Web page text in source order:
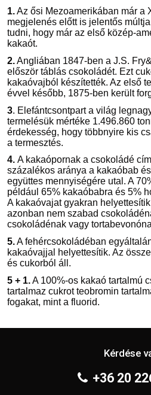
1.Az ősi Mezoamerikában már a
megjelenés előtt is jelentős
tudni, hogy már az első közép-
kakaót.
2.Angliában 1847-ben a J.S.
először táblás csokoládét. Ezt
kakaóvajból készítették. Az első
évvel később, 1875-ben került
3. Elefántcsontpart a világ
termelésük mértéke 1.496.860
érdekesség, hogy többnyire kis
a termesztés.
4. A kakaópornak a csokoládé
százalékos aránya a kakaóbab
együttes mennyiségére utal. A
például 65% kakaóbabra és 5%
A kakaóvajat gyakran
azonban nem szabad
csokoládénak vagy
5.A fehércsokoládéban
kakaóvajjal helyettesítik. Az
és cukorból áll.
5 + 1.A 100%-os kakaó tartalmú
tartalmaz cukrot teobromin
fogakat, mint a fluorid.
Kérdése
+36 20